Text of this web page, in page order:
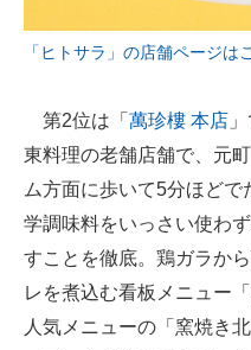
「ヒトサラ」の店舗ページは
第2位は「 萬珍樓 本店
東料理の老舗店舗で、元
ム方面に歩いて5分ほど
学調味料をいっさい使わ
すことを徹底。鶏ガラか
レを煮込む看板メニュー
人気メニューの「窯焼き